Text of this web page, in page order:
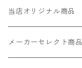
当店オリジナル商品
レザー（革）
メーカーセレクト商品